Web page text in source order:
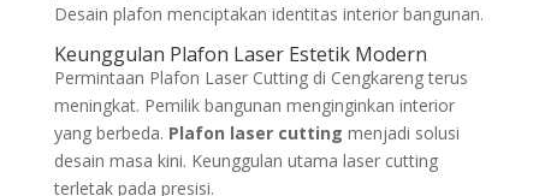
Desain plafon menciptakan identitas interior bangunan.
Keunggulan Plafon Laser Estetik Modern
Permintaan Plafon Laser Cutting di Cengkareng terus
meningkat. Pemilik bangunan menginginkan interior
yang berbeda. Plafon laser cutting menjadi solusi
desain masa kini. Keunggulan utama laser cutting
terletak pada presisi.